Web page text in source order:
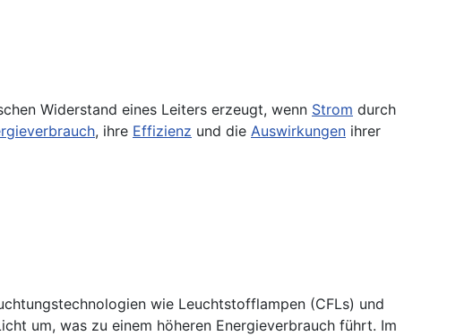
Widerstand eines Leiters erzeugt, wenn Strom durch
, ihre Effizienz und die Auswirkungen ihrer
wie Leuchtstofflampen (CFLs) und
um, was zu einem höheren Energieverbrauch führt. Im